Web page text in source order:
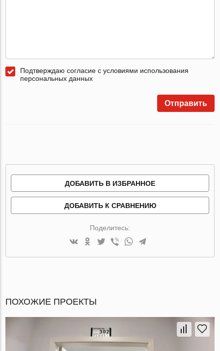
Подтверждаю согласие с условиями использования
персональных данных
Отправить
ДОБАВИТЬ В ИЗБРАННОЕ
ДОБАВИТЬ К СРАВНЕНИЮ
Поделитесь:
ПОХОЖИЕ ПРОЕКТЫ